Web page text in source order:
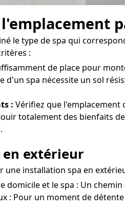
le type de spa qui
:
de place pour
d'un spa nécessite un sol
: Vérifiez que l'emplacement
totalement des bienfaits
extérieur
une installation spa en
domicile et le spa : Un
: Pour un moment de